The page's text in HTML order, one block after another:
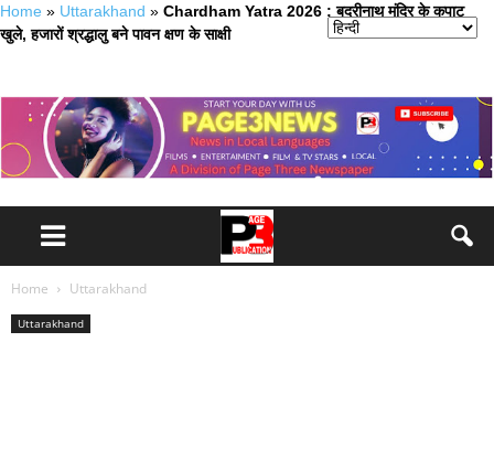
Home » Uttarakhand » Chardham Yatra 2026 : बदरीनाथ मंदिर के कपाट
खुले, हजारों श्रद्धालु बने पावन क्षण के साक्षी
Home Uttarakhand
Uttarakhand